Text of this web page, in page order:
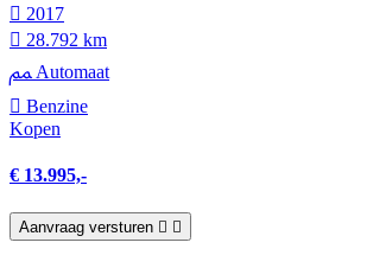
2017
28.792 km
Automaat
Benzine
Kopen
€ 13.995,-
Aanvraag versturen